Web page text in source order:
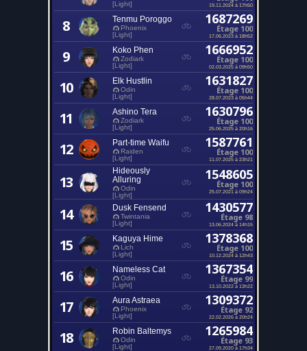
[Light]
19.11.2024 à 17h50
8 Tenmu Poroggo
Phoenix
[Light]
1687269
Étage 100
17.06.2023 à 18h52
9 Koko Phen
Zodiark
[Light]
1666952
Étage 100
02.03.2025 à 09h50
10 Elk Hustlin
Odin
[Light]
1631827
Étage 100
28.07.2023 à 05h44
11 Ashino Tera
Zodiark
[Light]
1630796
Étage 100
25.06.2025 à 20h16
12 Part-time Waifu
Raiden
[Light]
1587761
Étage 100
11.07.2025 à 23h21
13
Hideously
Alluring
Odin
[Light]
1548605
Étage 100
25.07.2021 à 09h24
14 Dusk Fensend
Twintania
[Light]
1430577
Étage 98
13.06.2024 à 14h15
15 Kaguya Hime
Lich
[Light]
1378368
Étage 100
10.12.2024 à 12h43
16 Nameless Cat
Odin
[Light]
1367354
Étage 99
13.10.2022 à 13h22
17 Aura Astraea
Phoenix
[Light]
1309372
Étage 92
22.02.2026 à 20h24
18 Robin Baltemys
Odin
[Light]
1265984
Étage 93
27.09.2020 à 17h34